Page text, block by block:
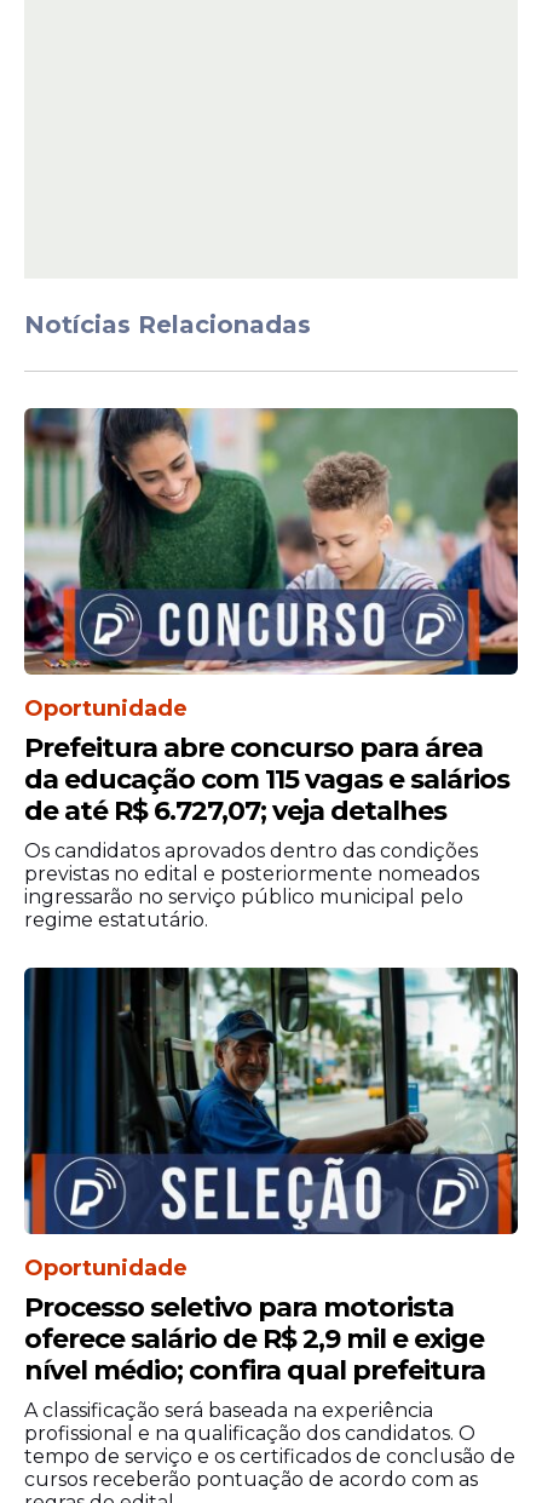
Concursos em
Pernambuco
Pernambuco reúne ao menos 203 vagas
em concursos públicos e seleções abertas
para profissionais de níveis fundamental,
médio, técnico e superior. As
oportunidades se distribuem entre
prefeituras municipais, autarquias e órgãos
que chegam a R$ 8.058,29, a depender do
Entre os destaques está a seleção da
Autarquia Educacional de Belo Jardim
(AEB), que disponibiliza uma vaga para
profissional de nível técnico. A
Notícias Relacionadas
Oportunidade
Prefeitura abre concurso para área
da educação com 115 vagas e salários
de até R$ 6.727,07; veja detalhes
Os candidatos aprovados dentro das condições
previstas no edital e posteriormente nomeados
ingressarão no serviço público municipal pelo
regime estatutário.
Oportunidade
Processo seletivo para motorista
oferece salário de R$ 2,9 mil e exige
nível médio; confira qual prefeitura
A classificação será baseada na experiência
profissional e na qualificação dos candidatos. O
tempo de serviço e os certificados de conclusão de
cursos receberão pontuação de acordo com as